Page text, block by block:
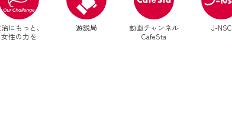
にもっと、
女性の力を
遊説局
動画チャンネル
CafeSta
J-NSC